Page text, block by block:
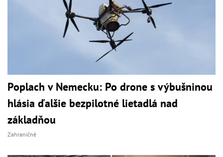
Poplach v Nemecku: Po drone s výbušninou
hlásia ďalšie bezpilotné lietadlá nad
základňou
Zahraničné